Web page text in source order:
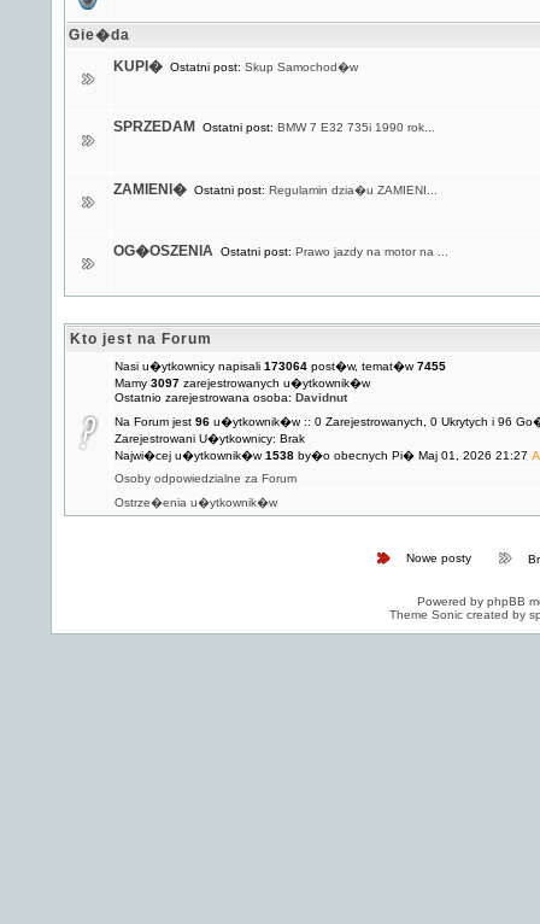
Gie�da
KUPI� Ostatni post: Skup Samochod�w
SPRZEDAM Ostatni post: BMW 7 E32 735i 1990 rok...
ZAMIENI� Ostatni post: Regulamin dzia�u ZAMIENI...
OG�OSZENIA Ostatni post: Prawo jazdy na motor na ...
Kto jest na Forum
Nasi u�ytkownicy napisali 173064 post�w, temat�w7455
Mamy 3097 zarejestrowanych u�ytkownik�w
Ostatnio zarejestrowana osoba: Davidnut
Na Forum jest 96 u�ytkownik�w :: 0 Zarejestrowanych, 0 Ukrytych i 96
Zarejestrowani U�ytkownicy: Brak
Najwi�cej u�ytkownik�w1538 by�o obecnych Pi� Maj 01, 2026 21:27
Osoby odpowiedzialne za Forum
Ostrze�enia u�ytkownik�w
Nowe posty
Powered by phpBB
Theme Sonic created by